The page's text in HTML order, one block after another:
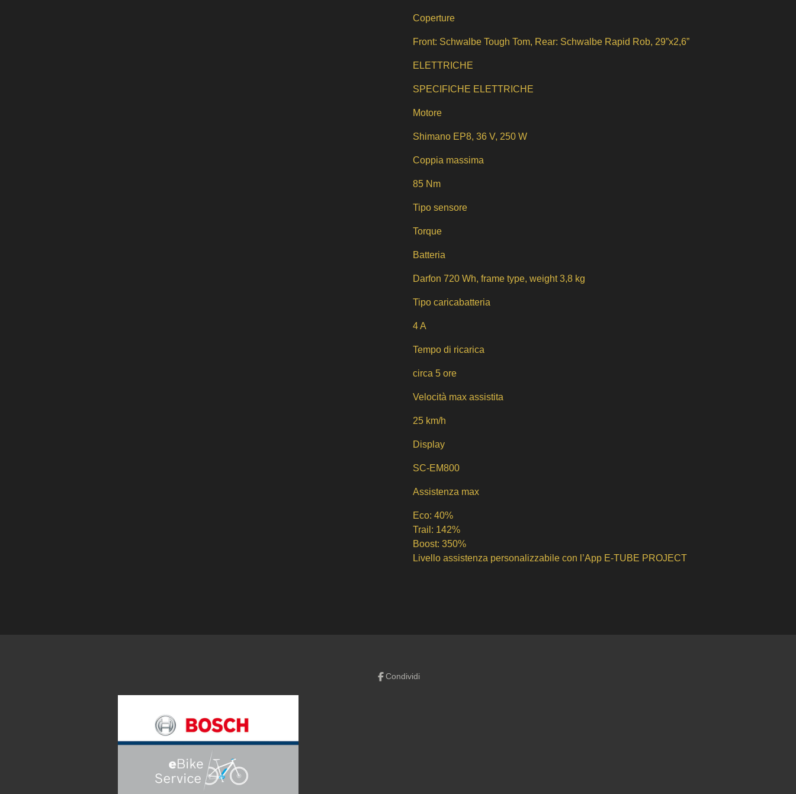
Coperture
Front: Schwalbe Tough Tom, Rear: Schwalbe Rapid Rob, 29”x2,6”
ELETTRICHE
SPECIFICHE ELETTRICHE
Motore
Shimano EP8, 36 V, 250 W
Coppia massima
85 Nm
Tipo sensore
Torque
Batteria
Darfon 720 Wh, frame type, weight 3,8 kg
Tipo caricabatteria
4 A
Tempo di ricarica
circa 5 ore
Velocità max assistita
25 km/h
Display
SC-EM800
Assistenza max
Eco: 40%
Trail: 142%
Boost: 350%
Livello assistenza personalizzabile con l’App E-TUBE PROJECT
Condividi